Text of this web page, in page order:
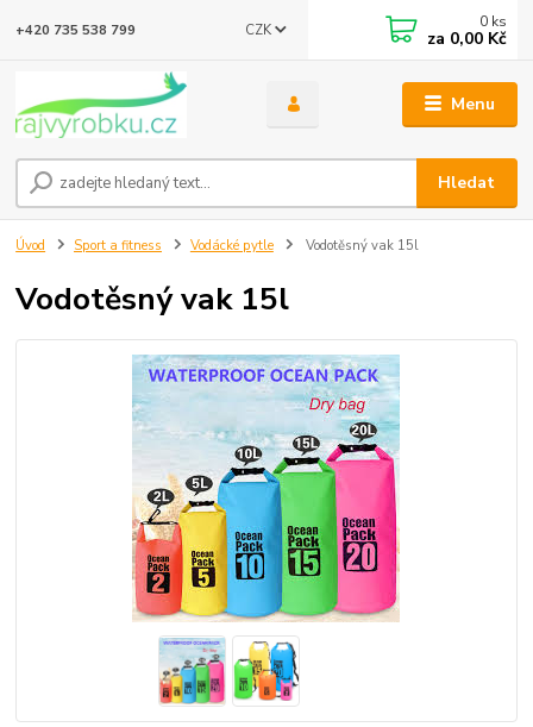
Menu
CZK
Hledat
+420 735 538 799 0 ks
za 0,00 Kč
Úvod Sport a fitness Vodácké pytle Vodotěsný vak 15l
Vodotěsný vak 15l